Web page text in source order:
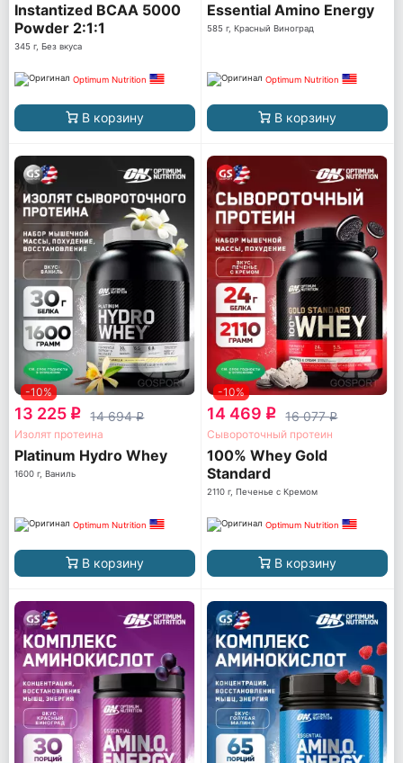
Instantized BCAA 5000
Powder 2:1:1
345 г, Без вкуса
Optimum Nutrition
В корзину
Essential Amino Energy
585 г, Красный Виноград
Optimum Nutrition
В корзину
-10%
13 225 q 14 694q
Изолят протеина
Platinum Hydro Whey
1600 г, Ваниль
Optimum Nutrition
В корзину
-10%
14 469 q 16 077q
Сывороточный протеин
100% Whey Gold
Standard
2110 г, Печенье с Кремом
Optimum Nutrition
В корзину